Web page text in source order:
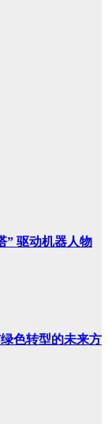
” 驱动机器人物
色转型的未来方